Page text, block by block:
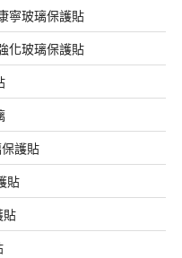
寧玻璃保護貼
化玻璃保護貼
護貼
貼
貼